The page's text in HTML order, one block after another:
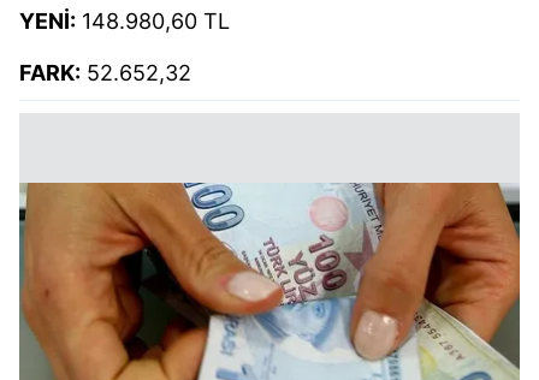
YENİ: 148.980,60 TL
FARK: 52.652,32